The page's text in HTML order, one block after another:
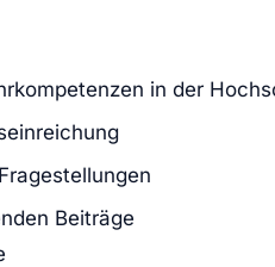
in der
Beiträge